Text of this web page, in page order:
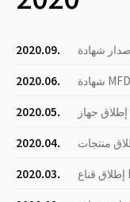
2020.09.
2020.06.
2020.05.
2020.04.
2020.03.